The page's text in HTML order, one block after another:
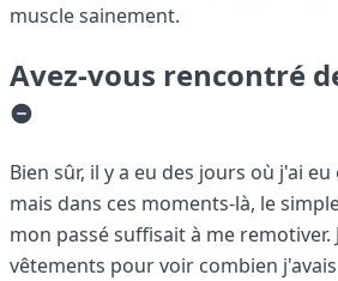
muscle sainement.
Avez-vous rencontré
Bien sûr, il y a eu des jours où j'ai
mais dans ces moments-là, le
mon passé suffisait à me remotiver.
vêtements pour voir combien